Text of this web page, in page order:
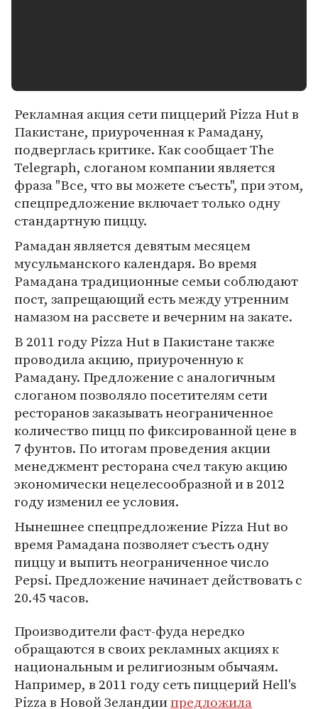
Рекламная акция сети пиццерий Pizza Hut в
Пакистане, приуроченная к Рамадану,
подверглась критике. Как сообщает The
Telegraph, слоганом компании является
фраза "Все, что вы можете съесть", при этом,
спецпредложение включает только одну
стандартную пиццу.
Рамадан является девятым месяцем
мусульманского календаря. Во время
Рамадана традиционные семьи соблюдают
пост, запрещающий есть между утренним
намазом на рассвете и вечерним на закате.
В 2011 году Pizza Hut в Пакистане также
проводила акцию, приуроченную к
Рамадану. Предложение с аналогичным
слоганом позволяло посетителям сети
ресторанов заказывать неограниченное
количество пицц по фиксированной цене в
7 фунтов. По итогам проведения акции
менеджмент ресторана счел такую акцию
экономически нецелесообразной и в 2012
году изменил ее условия.
Нынешнее спецпредложение Pizza Hut во
время Рамадана позволяет съесть одну
пиццу и выпить неограниченное число
Pepsi. Предложение начинает действовать с
20.45 часов.
Производители фаст-фуда нередко
обращаются в своих рекламных акциях к
национальным и религиозным обычаям.
Например, в 2011 году сеть пиццерий Hell's
Pizza в Новой Зеландиипредложила